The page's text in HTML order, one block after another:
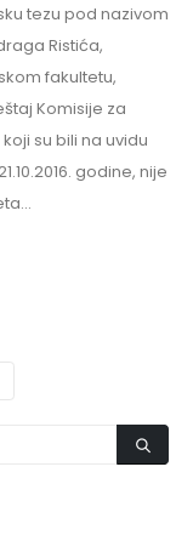
tezu pod nazivom
Ristića,
fakultetu,
Komisije za
su bili na uvidu
godine, nije